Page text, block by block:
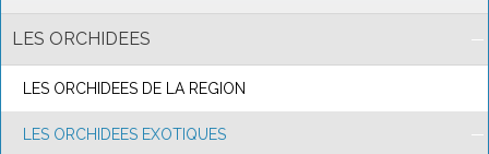
LES ORCHIDEES
LES ORCHIDEES DE LA REGION
LES ORCHIDEES EXOTIQUES